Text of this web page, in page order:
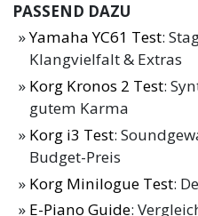
PASSEND DAZU
Yamaha YC61 Test:
Klangvielfalt & Extras
Korg Kronos 2 Test:
gutem Karma
Korg i3 Test:
Budget-Preis
Korg Minilogue Test:
E-Piano Guide: